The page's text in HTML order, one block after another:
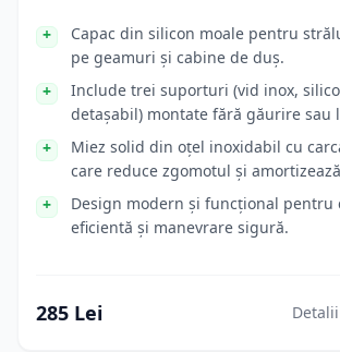
Capac din silicon moale pentru
pe geamuri și cabine de duș.
Include trei suporturi (vid inox,
detașabil) montate fără găurire sau
Miez solid din oțel inoxidabil cu
care reduce zgomotul și
Design modern și funcțional pentru
eficientă și manevrare sigură.
285 Lei Detalii